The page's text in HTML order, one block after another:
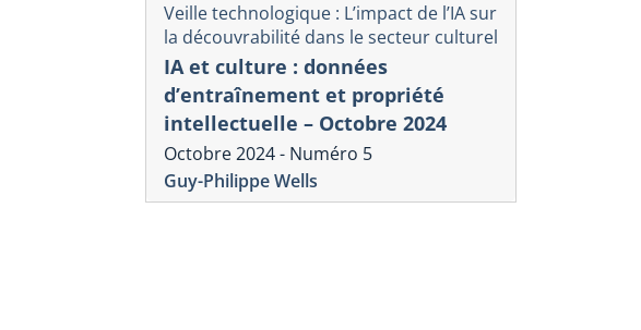
Veille technologique : L’impact de l’IA sur
la découvrabilité dans le secteur culturel
IA et culture : données
d’entraînement et propriété
intellectuelle – Octobre 2024
Octobre 2024 - Numéro 5
Guy-Philippe Wells